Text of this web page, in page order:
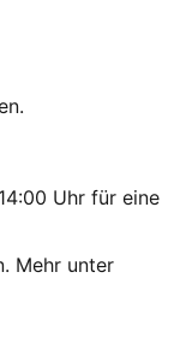
interpretiert
unsere
Ein klares
Gewicht
bleibst und
Uhr für eine
Mehr unter